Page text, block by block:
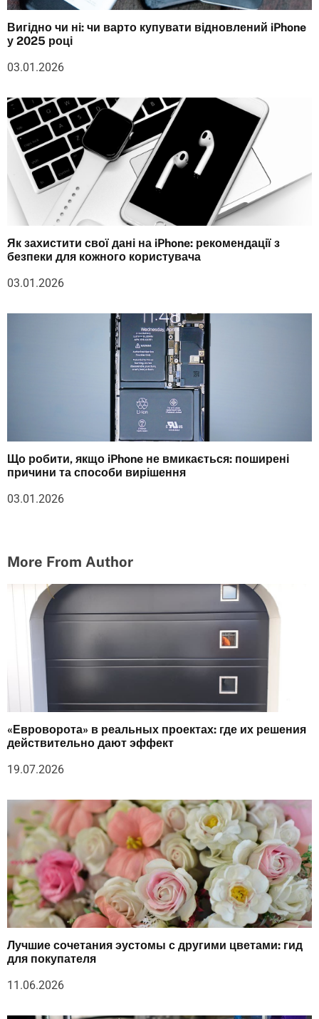
Вигідно чи ні: чи варто купувати відновлений iPhone
у 2025 році
03.01.2026
Як захистити свої дані на iPhone: рекомендації з
безпеки для кожного користувача
03.01.2026
Що робити, якщо iPhone не вмикається: поширені
причини та способи вирішення
03.01.2026
More From Author
«Евроворота» в реальных проектах: где их решения
действительно дают эффект
19.07.2026
Лучшие сочетания эустомы с другими цветами: гид
для покупателя
11.06.2026